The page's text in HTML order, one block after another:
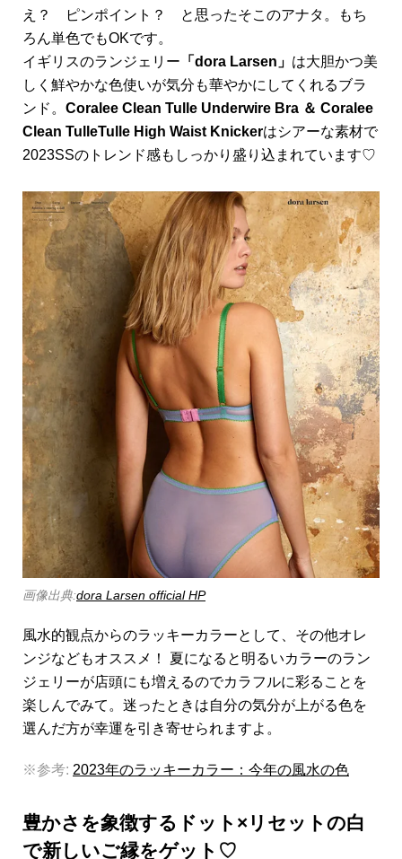
え？ ピンポイント？ と思ったそこのアナタ。もち
ろん単色でもOKです。
イギリスのランジェリー 「dora Larsen」 は大胆かつ美
しく鮮やかな色使いが気分も華やかにしてくれるブラ
ンド。 Coralee Clean Tulle Underwire Bra ＆ Coralee
Clean TulleTulle High Waist Knickerはシアーな素材で
2023SSのトレンド感もしっかり盛り込まれています♡
画像出典:dora Larsen official HP
風水的観点からのラッキーカラーとして、その他オレ
ンジなどもオススメ！ 夏になると明るいカラーのラン
ジェリーが店頭にも増えるのでカラフルに彩ることを
楽しんでみて。迷ったときは自分の気分が上がる色を
選んだ方が幸運を引き寄せられますよ。
※参考: 2023年のラッキーカラー：今年の風水の色
豊かさを象徴するドット×リセットの白
で新しいご縁をゲット♡